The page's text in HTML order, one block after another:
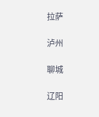
拉萨
泸州
聊城
辽阳